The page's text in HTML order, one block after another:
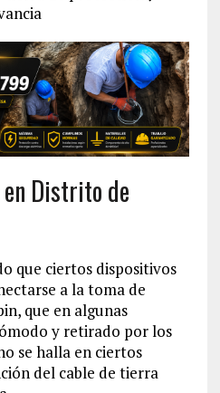
Distrito de
que ciertos dispositivos
a la toma de
que en algunas
y retirado por los
se halla en ciertos
del cable de tierra